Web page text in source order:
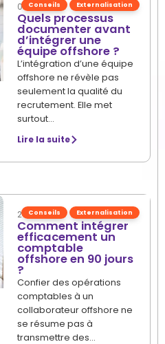
Conseils Externalisation
03/07/2026
Quels processus
documenter avant
d’intégrer une
équipe offshore ?
L’intégration d’une équipe
offshore ne révèle pas
seulement la qualité du
recrutement. Elle met
surtout…
Lire la suite
Conseils Externalisation
24/06/2026
Comment intégrer
efficacement un
comptable
offshore en 90 jours
?
Confier des opérations
comptables à un
collaborateur offshore ne
se résume pas à
transmettre des…